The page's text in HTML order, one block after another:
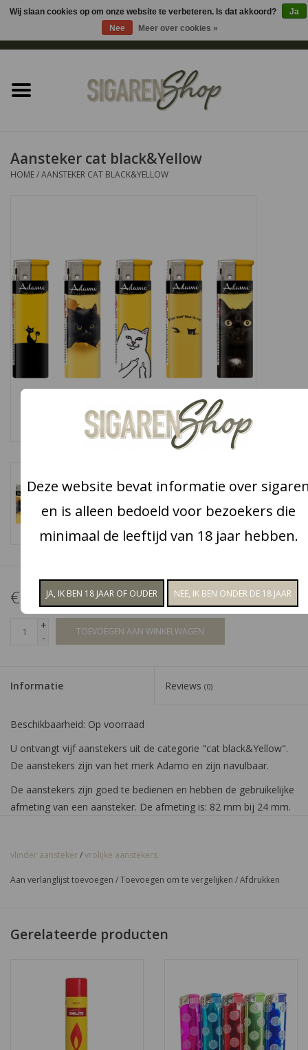
Sigaren accessoires
Headshop
Cadeau
Snoep
Aanbiedingen
Aansteker cat black&Yellow
HOME/AANSTEKER CAT BLACK&YELLOW
€4,50
+
-
TOEVOEGEN AAN WINKELWAGEN
Informatie Reviews (0)
Beschikbaarheid: Op voorraad
U ontvangt vijf aanstekers uit de categorie "cat black&Yellow".
De aanstekers zijn van het merk Adamo en zijn navulbaar.
De aanstekers zijn goed te bedienen en hebben de gebruikelijke
afmeting van een aansteker. De afmeting is: 82 mm bij 24 mm.
vlinder aansteker /vrolijke aanstekers
Aan verlanglijst toevoegen /Toevoegen om te vergelijken /Afdrukken
Gerelateerde producten
Wij slaan cookies op om onze website te verbeteren. Is dat akkoord?
Ja
Nee
Meer over cookies »
Deze website bevat informatie over
en is alleen bedoeld voor bezoekers die
minimaal de leeftijd van 18 jaar hebben.